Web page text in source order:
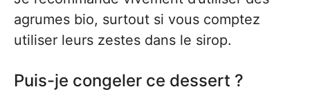
agrumes bio, surtout si vous comptez
utiliser leurs zestes dans le sirop.
Puis-je congeler ce dessert ?